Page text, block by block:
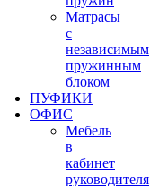
Матрасы
с
независимым
пружинным
блоком
ПУФИКИ
ОФИС
Мебель
в
кабинет
руководителя